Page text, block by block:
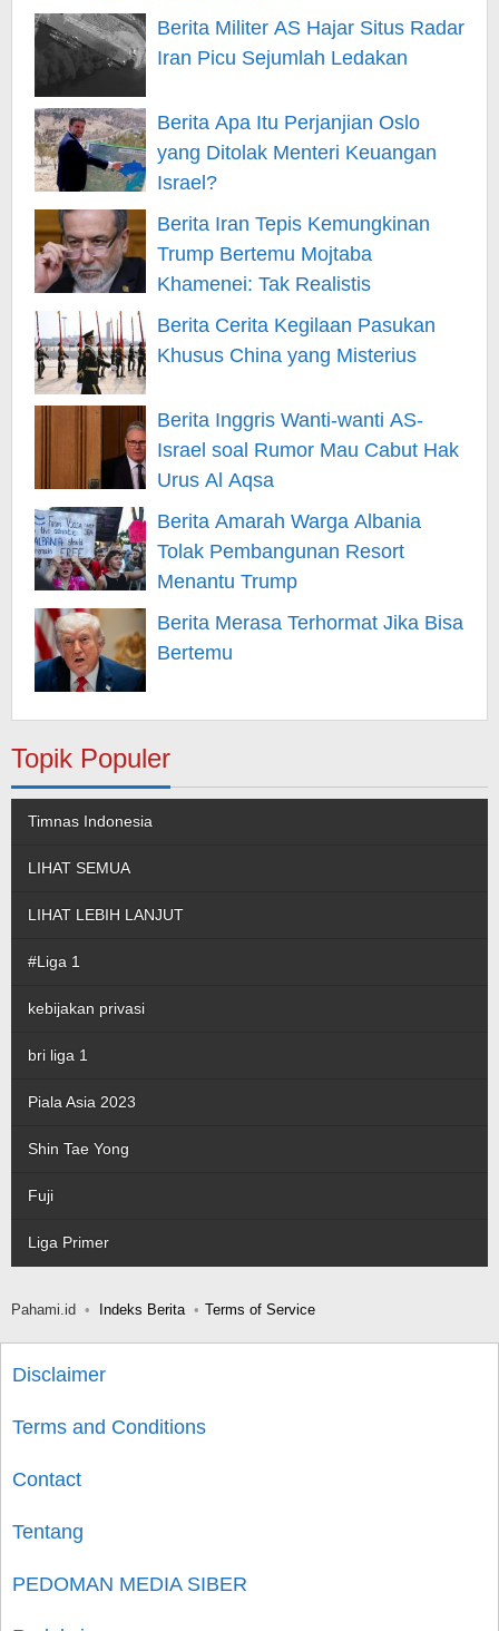
Berita Militer AS Hajar Situs Radar
Iran Picu Sejumlah Ledakan
Berita Apa Itu Perjanjian Oslo
yang Ditolak Menteri Keuangan
Israel?
Berita Iran Tepis Kemungkinan
Trump Bertemu Mojtaba
Khamenei: Tak Realistis
Berita Cerita Kegilaan Pasukan
Khusus China yang Misterius
Berita Inggris Wanti-wanti AS-
Israel soal Rumor Mau Cabut Hak
Urus Al Aqsa
Berita Amarah Warga Albania
Tolak Pembangunan Resort
Menantu Trump
Berita Merasa Terhormat Jika Bisa
Bertemu
Topik Populer
Timnas Indonesia
LIHAT SEMUA
LIHAT LEBIH LANJUT
#Liga 1
kebijakan privasi
bri liga 1
Piala Asia 2023
Shin Tae Yong
Fuji
Liga Primer
Pahami.id Indeks Berita Terms of Service
Disclaimer
Terms and Conditions
Contact
Tentang
PEDOMAN MEDIA SIBER